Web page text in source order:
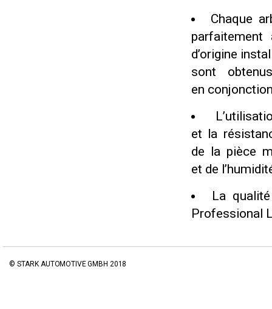
Chaque
d’origine
sont
en
et la
de la pièce
et de
La
Professional
© STARK AUTOMOTIVE GMBH 2018